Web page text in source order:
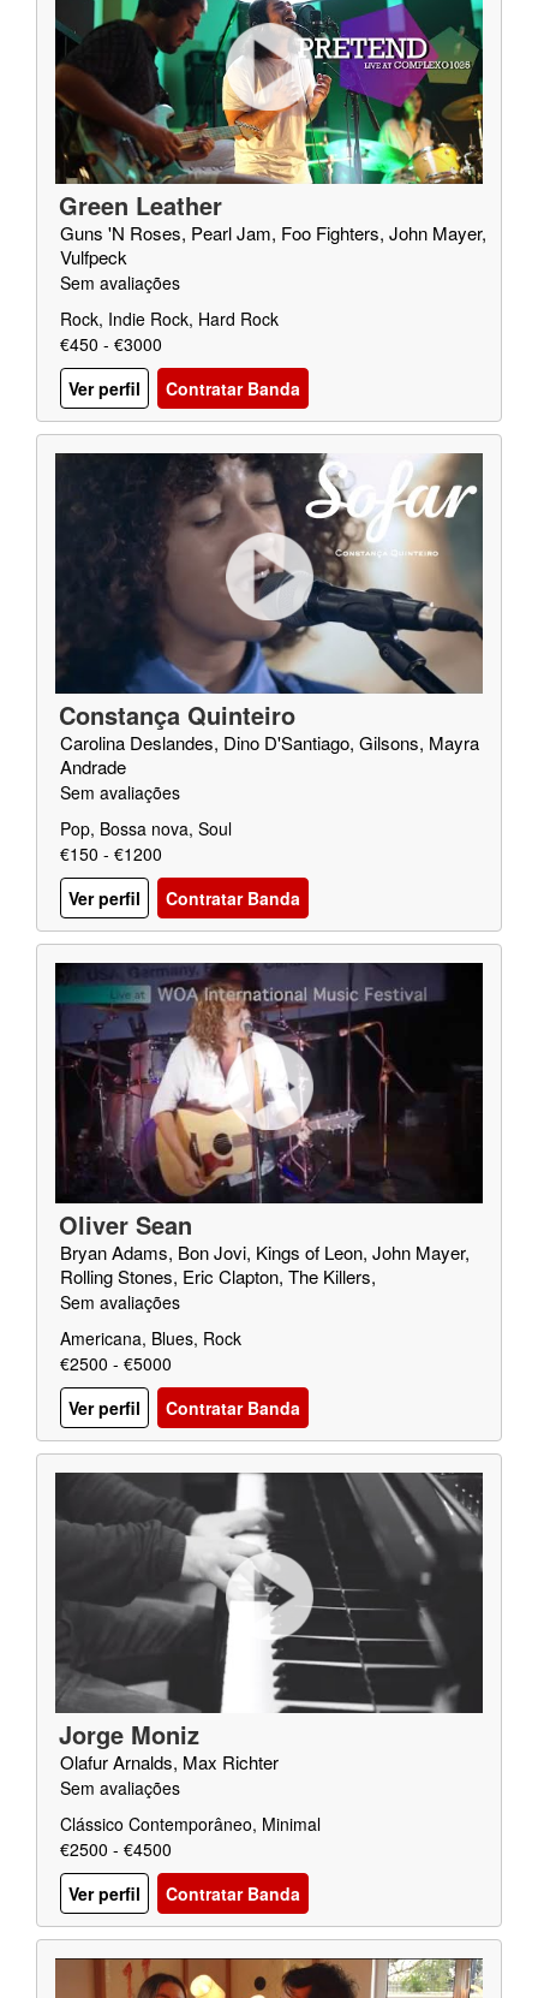
Green Leather
Guns 'N Roses, Pearl Jam, Foo Fighters, John Mayer,
Vulfpeck
Sem avaliações
Rock, Indie Rock, Hard Rock
€450 - €3000
Ver perfil
Contratar Banda
Constança Quinteiro
Carolina Deslandes, Dino D'Santiago, Gilsons, Mayra
Andrade
Sem avaliações
Pop, Bossa nova, Soul
€150 - €1200
Ver perfil
Contratar Banda
Oliver Sean
Bryan Adams, Bon Jovi, Kings of Leon, John Mayer,
Rolling Stones, Eric Clapton, The Killers,
Sem avaliações
Americana, Blues, Rock
€2500 - €5000
Ver perfil
Contratar Banda
Jorge Moniz
Olafur Arnalds, Max Richter
Sem avaliações
Clássico Contemporâneo, Minimal
€2500 - €4500
Ver perfil
Contratar Banda